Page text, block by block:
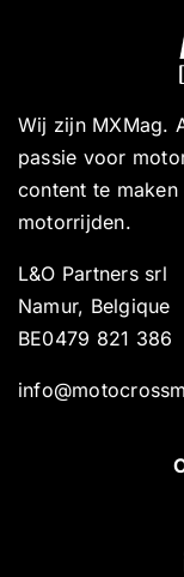
Wij zijn MXMag.
passie voor
content te
motorrijden.
L&O Partners srl
Namur, Belgique
BE0479 821 386